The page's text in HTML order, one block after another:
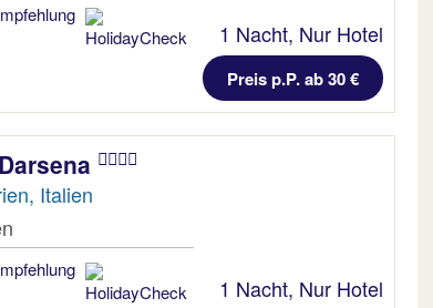
1 Nacht, Nur Hotel
Preis p.P. ab 30 €
Italien
1 Nacht, Nur Hotel